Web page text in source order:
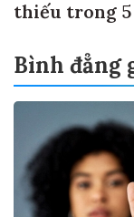
thiếu trong
Bình đẳng